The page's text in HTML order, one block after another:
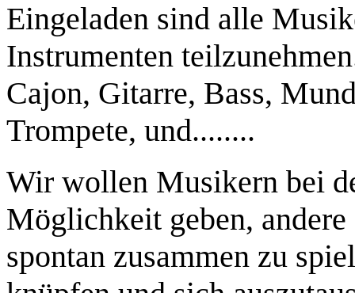
Eingeladen sind alle
Instrumenten
Cajon, Gitarre, Bass,
Trompete, und........
Wir wollen Musikern bei
Möglichkeit geben,
spontan zusammen zu